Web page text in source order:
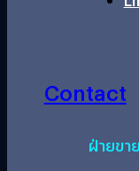
Contact
ฝ่ายขา